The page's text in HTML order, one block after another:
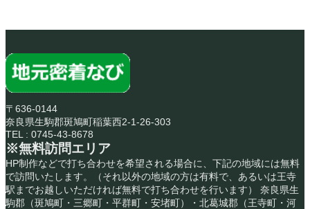
〒636-0144
奈良県生駒郡斑鳩町稲葉西2-1-26-303
TEL : 0745-43-8678
※無料訪問エリア
HP制作などで打ち合わせを希望される場合に、下記の地域には無料
で訪問いたします。（それ以外の地域の方は有料で、あるいは王寺
駅までお越しいただければ無料で打ち合わせを行います） 奈良県生
駒郡（斑鳩町・三郷町・平群町・安堵町）・北葛城郡（王寺町・河